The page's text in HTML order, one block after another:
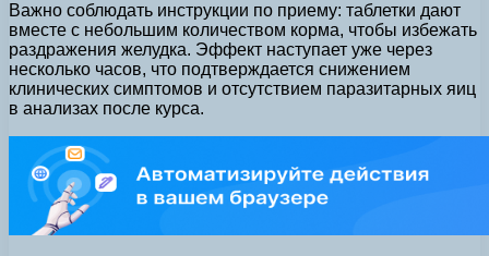
Важно соблюдать инструкции по приему: таблетки дают
вместе с небольшим количеством корма, чтобы избежать
раздражения желудка. Эффект наступает уже через
несколько часов, что подтверждается снижением
клинических симптомов и отсутствием паразитарных яиц
в анализах после курса.